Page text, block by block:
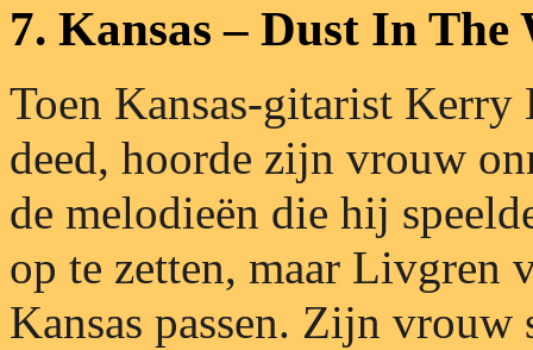
7. Kansas – Dust In The
Toen Kansas-gitarist
deed, hoorde zijn vrouw
de melodieën die hij
op te zetten, maar Livgren
Kansas passen. Zijn vrouw